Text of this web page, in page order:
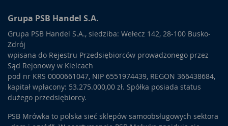
Grupa PSB Handel S.A.
Grupa PSB Handel S.A., siedziba: Wełecz 142, 28-100 Busko-
Zdrój
wpisana do Rejestru Przedsiębiorców prowadzonego przez
Sąd Rejonowy w Kielcach
pod nr KRS 0000661047, NIP 6551974439, REGON 366438684,
kapitał wpłacony: 53.275.000,00 zł. Spółka posiada status
dużego przedsiębiorcy.
PSB Mrówka to polska sieć sklepów samoobsługowych sektora